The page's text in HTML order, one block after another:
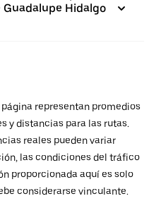
Hidalgo
representan promedios
y distancias para las rutas.
reales pueden variar
las condiciones del tráfico
proporcionada aquí es solo
considerarse vinculante.